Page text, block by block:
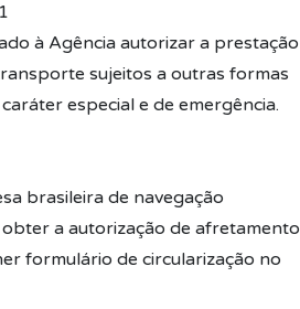
à Agência autorizar a prestação
sujeitos a outras formas
especial e de emergência.
brasileira de navegação
a autorização de afretamento
formulário de circularização no